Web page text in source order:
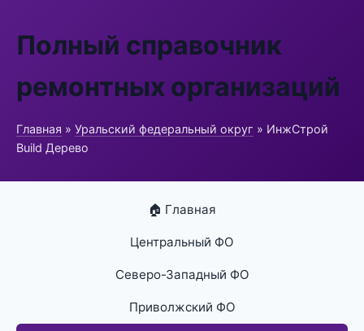
Полный справочник
ремонтных организаций
Главная » Уральский федеральный округ » ИнжСтрой
Build Дерево
🏠 Главная
Центральный ФО
Северо-Западный ФО
Приволжский ФО